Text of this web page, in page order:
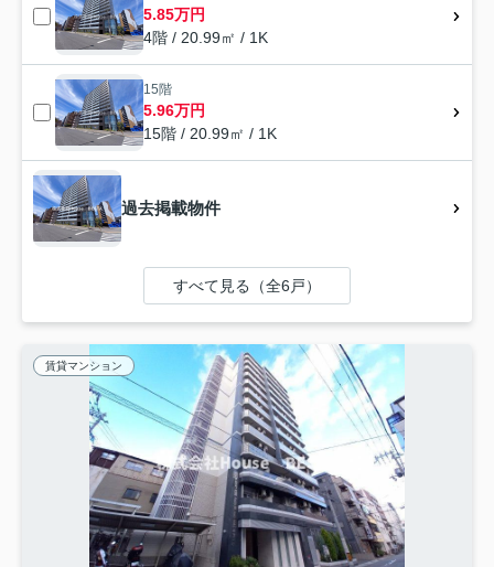
5.85万円
4階 / 20.99㎡ / 1K
15階
5.96万円
15階 / 20.99㎡ / 1K
過去掲載物件
すべて見る（全6戸）
賃貸マンション